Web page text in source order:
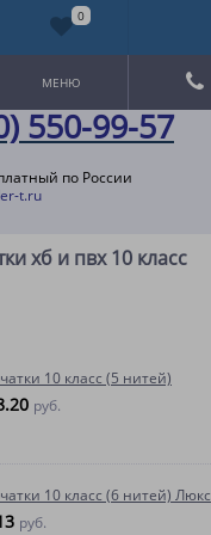
550-99-57
по России
t.ru
МЕНЮ
хб и пвх 10 класс
10 класс (5 нитей)
руб.
10 класс (6 нитей) Люкс
руб.
0